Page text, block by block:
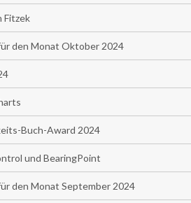
Fitzek
den Monat Oktober 2024
Buch-Award 2024
und BearingPoint
den Monat September 2024